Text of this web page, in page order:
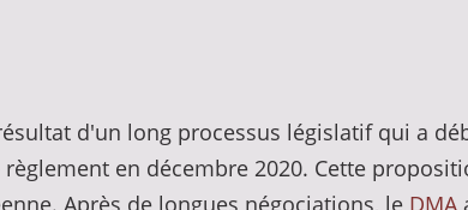
d'un long processus législatif qui a
en décembre 2020. Cette
Après de longues négociations, le DMA